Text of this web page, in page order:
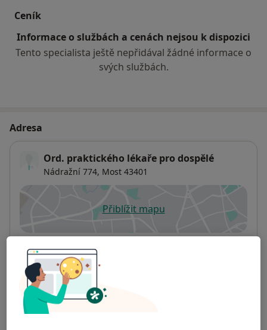
Ceník
Informace o službách a cenách nejsou k dispozici
Tento specialista ještě nepřidával žádné informace o
svých službách.
Adresa
Ord. praktického lékaře pro dospělé
Nádražní 774, Most 43401
Přiblížit mapuse otevře v nové záložce
Co mám v takové situaci udělat?
Způsoby platby (soukromé návštěvy)
Na teto adrese lékař přijímá pacienty na pojišťovnu